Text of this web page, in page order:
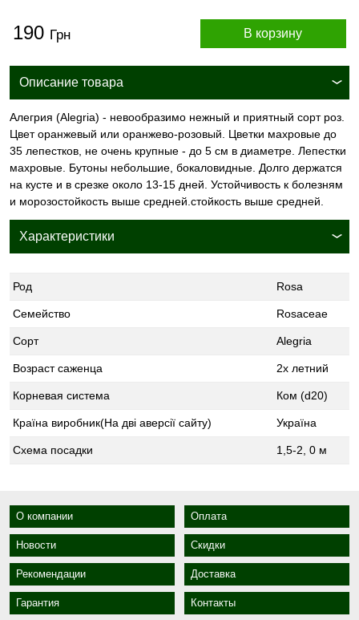
190 Грн В корзину
Описание товара
Алегрия (Alegria) - невообразимо нежный и приятный сорт роз.
Цвет оранжевый или оранжево-розовый. Цветки махровые до
35 лепестков, не очень крупные - до 5 см в диаметре. Лепестки
махровые. Бутоны небольшие, бокаловидные. Долго держатся
на кусте и в срезке около 13-15 дней. Устойчивость к болезням
и морозостойкость выше средней.стойкость выше средней.
Характеристики
Род Rosa
Семейство Rosaceae
Сорт Alegria
Возраст саженца 2х летний
Корневая система Ком (d20)
Країна виробник(На дві аверсії сайту) Україна
Схема посадки 1,5-2, 0 м
О компании Оплата
Новости Скидки
Рекомендации Доставка
Гарантия Контакты